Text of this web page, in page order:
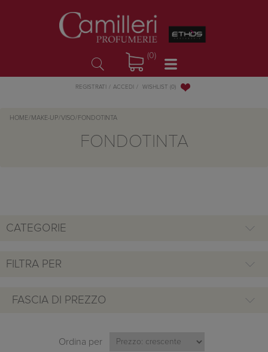
(0)
REGISTRATI ACCEDI WISHLIST (0)
HOME/ MAKE-UP/VISO/ FONDOTINTA
FONDOTINTA
CATEGORIE
FILTRA PER
FASCIA DI PREZZO
Ordina per